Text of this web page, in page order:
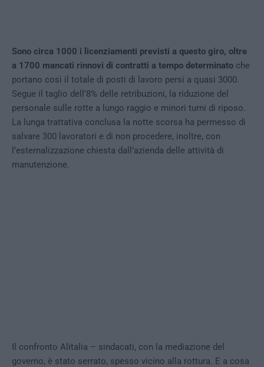
Sono circa 1000 i licenziamenti previsti a questo giro, oltre
a 1700 mancati rinnovi di contratti a tempo determinato che
portano così il totale di posti di lavoro persi a quasi 3000.
Segue il taglio dell’8% delle retribuzioni, la riduzione del
personale sulle rotte a lungo raggio e minori turni di riposo.
La lunga trattativa conclusa la notte scorsa ha permesso di
salvare 300 lavoratori e di non procedere, inoltre, con
l’esternalizzazione chiesta dall’azienda delle attività di
manutenzione.
Il confronto Alitalia – sindacati, con la mediazione del
governo, è stato serrato, spesso vicino alla rottura. E a cosa